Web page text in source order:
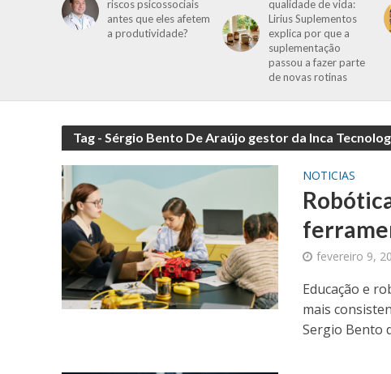
riscos psicossociais
antes que eles afetem
a produtividade?
qualidade de vida:
Lirius Suplementos
explica por que a
suplementação
passou a fazer parte
de novas rotinas
Tag - Sérgio Bento De Araújo gestor da Inca
NOTICIAS
fevereiro 9,
Educação e
mais
Sergio Bento